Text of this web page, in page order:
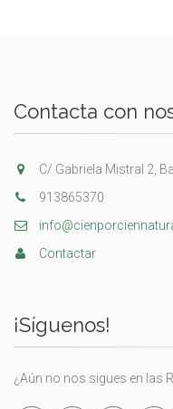
Contacta con
C/ Gabriela Mistral 2,
913865370
Contactar
¡Síguenos!
¿Aún no nos sigues en las